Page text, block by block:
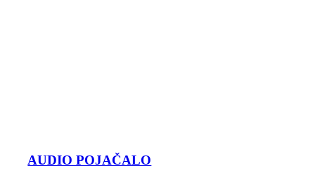
AUDIO POJAČALO